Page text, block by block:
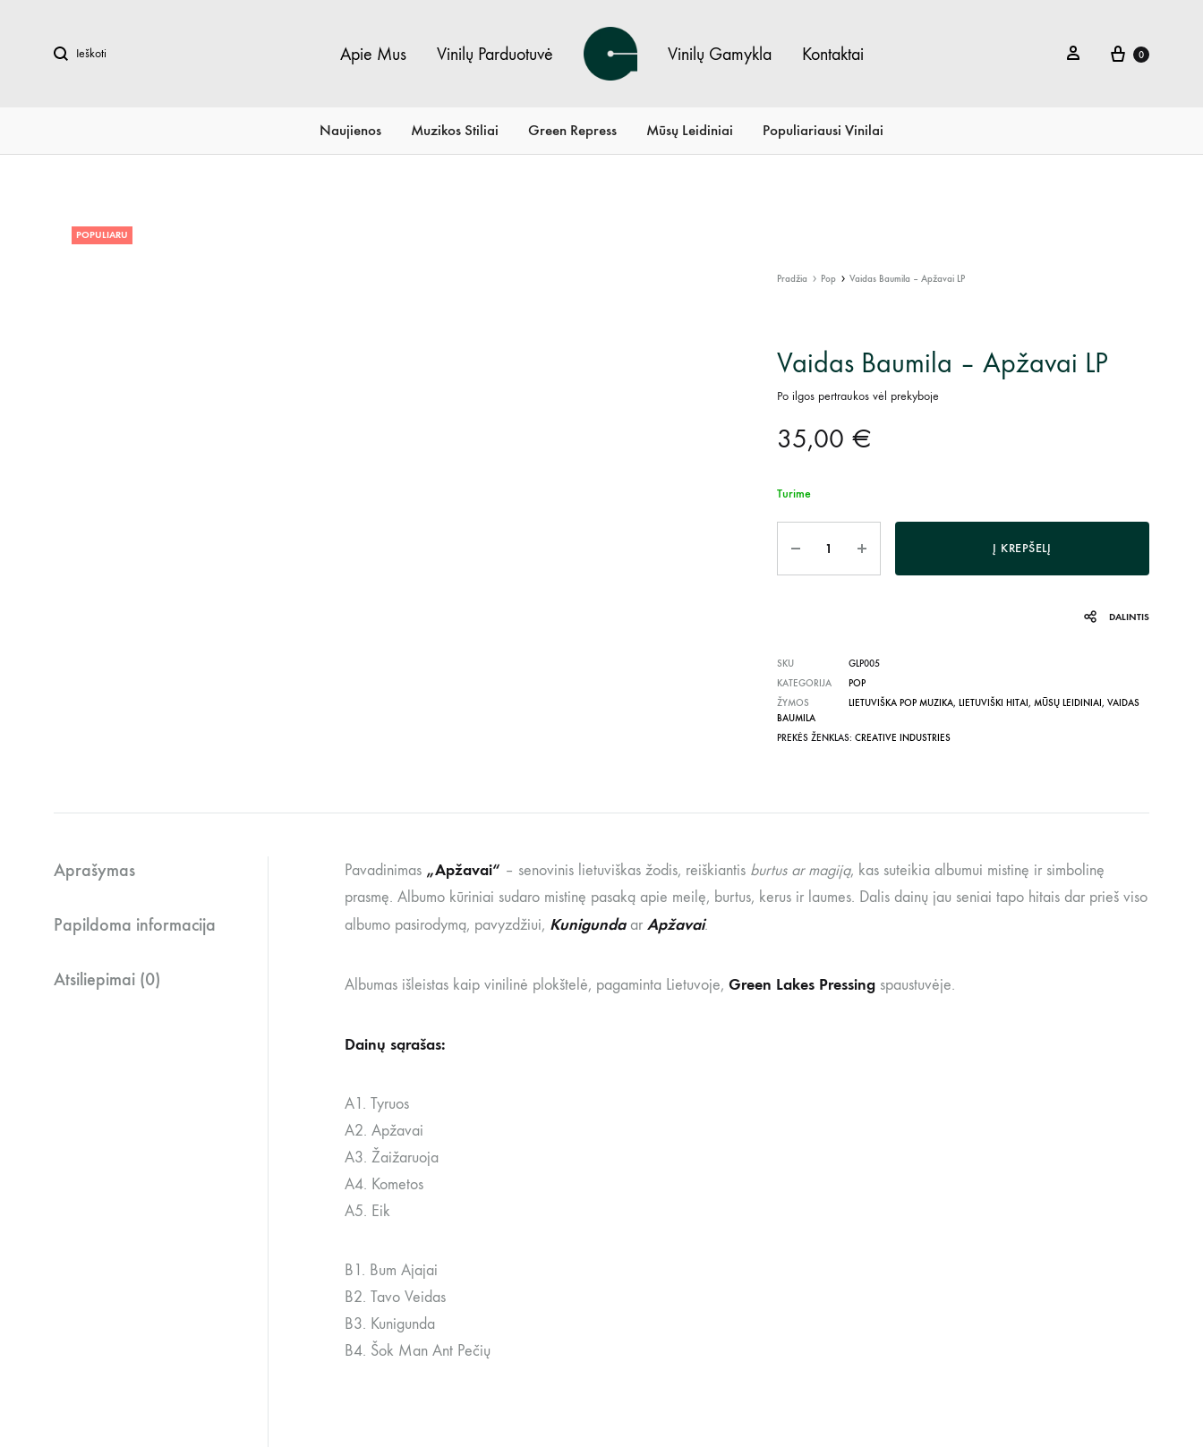
Ieškoti Apie Mus Vinilų Parduotuvė Vinilų Gamykla Kontaktai Prisijungti Krepšelis
0
Naujienos Muzikos Stiliai Green Repress Mūsų Leidiniai Populiariausi Vinilai
POPULIARU
Pradžia Pop Vaidas Baumila – Apžavai LP
Vaidas Baumila – Apžavai LP
Po ilgos pertraukos vėl prekyboje
35,00 €
Turime
Į KREPŠELĮ
DALINTIS
SKU
GLP005
KATEGORIJA
POP
ŽYMOS
LIETUVIŠKA POP MUZIKA, LIETUVIŠKI HITAI, MŪSŲ LEIDINIAI, VAIDAS
BAUMILA
PREKĖS ŽENKLAS: CREATIVE INDUSTRIES
Aprašymas
Papildoma informacija
Atsiliepimai (0)
Pavadinimas „Apžavai“ – senovinis lietuviškas žodis, reiškiantis burtus ar magiją, kas suteikia albumui mistinę ir simbolinę
prasmę. Albumo kūriniai sudaro mistinę pasaką apie meilę, burtus, kerus ir laumes. Dalis dainų jau seniai tapo hitais dar prieš viso
albumo pasirodymą, pavyzdžiui, Kunigundaar Apžavai.
Albumas išleistas kaip vinilinė plokštelė, pagaminta Lietuvoje, Green Lakes Pressing spaustuvėje.
Dainų sąrašas:
A1. Tyruos
A2. Apžavai
A3. Žaižaruoja
A4. Kometos
A5. Eik
B1. Bum Ajajai
B2. Tavo Veidas
B3. Kunigunda
B4. Šok Man Ant Pečių